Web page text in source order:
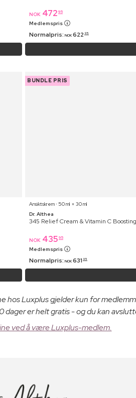
NOK 472 95
Medlemspris
Normalpris: NOK 622 95
BUNDLE PRIS
Ansiktskrem ⋅ 50 ml + 30 ml
Dr. Althea
345 Relief Cream & Vitamin C
NOK 435 95
Medlemspris
Normalpris: NOK 631 95
Luxplus gjelder kun for
er helt gratis - og du kan
ved å være Luxplus-medlem.